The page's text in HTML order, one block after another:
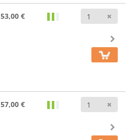
53,00 €
57,00 €